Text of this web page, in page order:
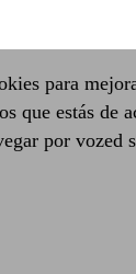
para
que estás de
por vozed